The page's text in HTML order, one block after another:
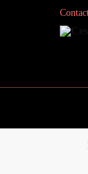
Search